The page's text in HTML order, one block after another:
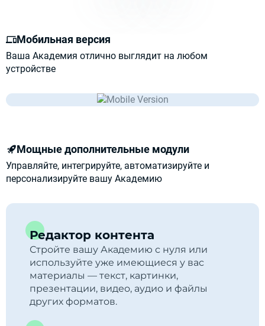
Мобильная версия
Ваша Академия отлично выглядит на любом
устройстве
Мощные дополнительные модули
Управляйте, интегрируйте, автоматизируйте и
персонализируйте вашу Академию
Редактор контента
Стройте вашу Академию с нуля или
используйте уже имеющиеся у вас
материалы — текст, картинки,
презентации, видео, аудио и файлы
других форматов.